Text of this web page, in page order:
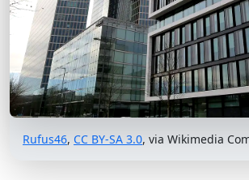
Rufus46, CC BY-SA 3.0, via Wikimedia